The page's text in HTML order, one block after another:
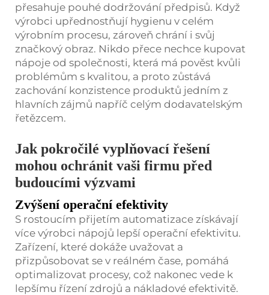
přesahuje pouhé dodržování předpisů. Když
výrobci upřednostňují hygienu v celém
výrobním procesu, zároveň chrání i svůj
značkový obraz. Nikdo přece nechce kupovat
nápoje od společnosti, která má pověst kvůli
problémům s kvalitou, a proto zůstává
zachování konzistence produktů jedním z
hlavních zájmů napříč celým dodavatelským
řetězcem.
Jak pokročilé vyplňovací řešení
mohou ochránit vaši firmu před
budoucími výzvami
Zvýšení operační efektivity
S rostoucím přijetím automatizace získávají
více výrobci nápojů lepší operační efektivitu.
Zařízení, které dokáže uvažovat a
přizpůsobovat se v reálném čase, pomáhá
optimalizovat procesy, což nakonec vede k
lepšímu řízení zdrojů a nákladové efektivitě.